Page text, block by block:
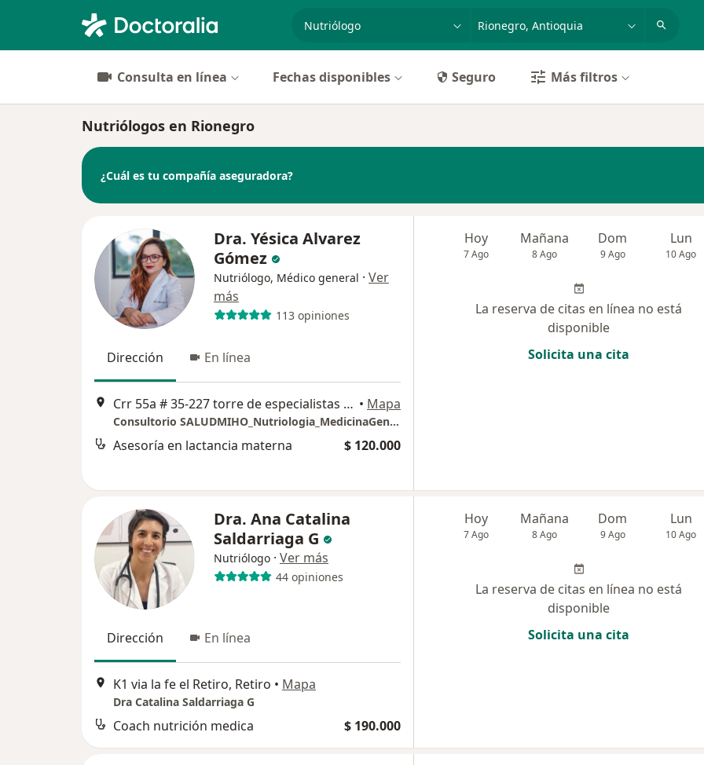
especialidad, enfermedad o nombre
Consulta en línea Fechas disponibles Seguro Más filtros
Nutriólogos en Rionegro
¿Cuál es tu compañía aseguradora?
Dra. Yésica Alvarez
Gómez
Nutriólogo, Médico general · Ver
más
113 opiniones
Dirección En línea
Crr 55a # 35-227 torre de especialistas citymedica, Torre 2, Consultorio 309, Rionegro • Mapa
Consultorio SALUDMIHO_Nutriologia_MedicinaGeneral
Asesoría en lactancia materna $ 120.000
Hoy
7 Ago
Mañana
8 Ago
Dom
9 Ago
Lun
10 Ago
La reserva de citas en línea no está
disponible
Solicita una cita
Dra. Ana Catalina
Saldarriaga G
Nutriólogo · Ver más
44 opiniones
Dirección En línea
K1 via la fe el Retiro, Retiro • Mapa
Dra Catalina Saldarriaga G
Coach nutrición medica $ 190.000
Hoy
7 Ago
Mañana
8 Ago
Dom
9 Ago
Lun
10 Ago
La reserva de citas en línea no está
disponible
Solicita una cita